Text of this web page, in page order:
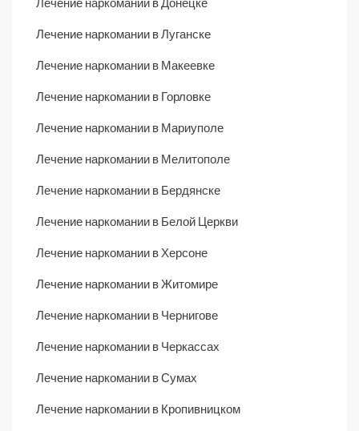
Лечение наркомании в Луганске
Лечение наркомании в Макеевке
Лечение наркомании в Горловке
Лечение наркомании в Мариуполе
Лечение наркомании в Мелитополе
Лечение наркомании в Бердянске
Лечение наркомании в Белой Церкви
Лечение наркомании в Херсоне
Лечение наркомании в Житомире
Лечение наркомании в Чернигове
Лечение наркомании в Черкассах
Лечение наркомании в Сумах
Лечение наркомании в Кропивницком